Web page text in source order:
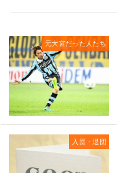
元大宮だった人たち
入団・退団